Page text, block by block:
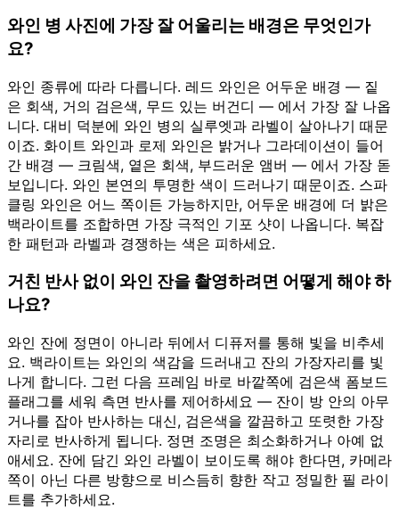
와인 병 사진에 가장 잘 어울리는 배경은 무엇인가
요?
와인 종류에 따라 다릅니다. 레드 와인은 어두운 배경 — 짙
은 회색, 거의 검은색, 무드 있는 버건디 — 에서 가장 잘 나옵
니다. 대비 덕분에 와인 병의 실루엣과 라벨이 살아나기 때문
이죠. 화이트 와인과 로제 와인은 밝거나 그라데이션이 들어
간 배경 — 크림색, 옅은 회색, 부드러운 앰버 — 에서 가장 돋
보입니다. 와인 본연의 투명한 색이 드러나기 때문이죠. 스파
클링 와인은 어느 쪽이든 가능하지만, 어두운 배경에 더 밝은
백라이트를 조합하면 가장 극적인 기포 샷이 나옵니다. 복잡
한 패턴과 라벨과 경쟁하는 색은 피하세요.
거친 반사 없이 와인 잔을 촬영하려면 어떻게 해야 하
나요?
와인 잔에 정면이 아니라 뒤에서 디퓨저를 통해 빛을 비추세
요. 백라이트는 와인의 색감을 드러내고 잔의 가장자리를 빛
나게 합니다. 그런 다음 프레임 바로 바깥쪽에 검은색 폼보드
플래그를 세워 측면 반사를 제어하세요 — 잔이 방 안의 아무
거나를 잡아 반사하는 대신, 검은색을 깔끔하고 또렷한 가장
자리로 반사하게 됩니다. 정면 조명은 최소화하거나 아예 없
애세요. 잔에 담긴 와인 라벨이 보이도록 해야 한다면, 카메라
쪽이 아닌 다른 방향으로 비스듬히 향한 작고 정밀한 필 라이
트를 추가하세요.